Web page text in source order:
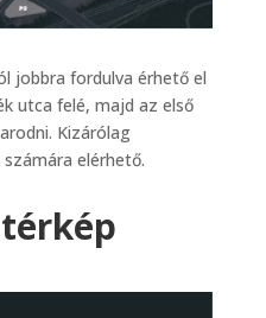
jobbra fordulva érhető el
utca felé, majd az első
Kizárólag
elérhető.